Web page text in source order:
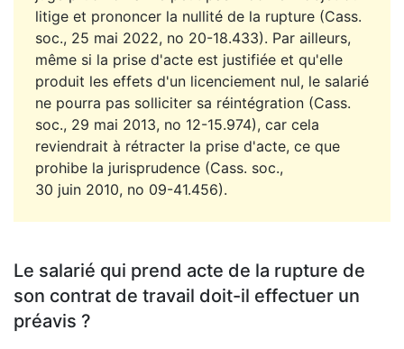
litige et prononcer la nullité de la rupture (Cass.
soc., 25 mai 2022, no 20-18.433). Par ailleurs,
même si la prise d'acte est justifiée et qu'elle
produit les effets d'un licenciement nul, le salarié
ne pourra pas solliciter sa réintégration (Cass.
soc., 29 mai 2013, no 12-15.974), car cela
reviendrait à rétracter la prise d'acte, ce que
prohibe la jurisprudence (Cass. soc.,
30 juin 2010, no 09-41.456).
Le salarié qui prend acte de la rupture de
son contrat de travail doit-il effectuer un
préavis ?